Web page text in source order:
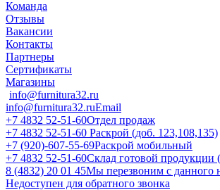
Команда
Отзывы
Вакансии
Контакты
Партнеры
Сертификаты
Магазины
info@furnitura32.ru
info@furnitura32.ruEmail
+7 4832 52-51-60Отдел продаж
+7 4832 52-51-60 Раскрой (доб. 123,108,135)
+7 (920)-607-55-69Раскрой мобильный
+7 4832 52-51-60Склад готовой продукции
8 (4832) 20 01 45Мы перезвоним с данного
Недоступен для обратного звонка